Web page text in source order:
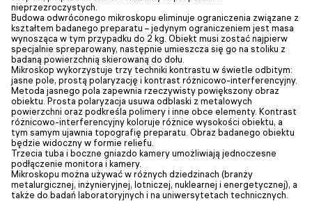
nieprzezroczystych.
Budowa odwróconego mikroskopu eliminuje ograniczenia związane z
kształtem badanego preparatu – jedynym ograniczeniem jest masa
wynosząca w tym przypadku do 2 kg. Obiekt musi zostać najpierw
specjalnie spreparowany, następnie umieszcza się go na stoliku z
badaną powierzchnią skierowaną do dołu.
Mikroskop wykorzystuje trzy techniki kontrastu w świetle odbitym:
jasne pole, prostą polaryzację i kontrast różnicowo-interferencyjny.
Metoda jasnego pola zapewnia rzeczywisty powiększony obraz
obiektu. Prosta polaryzacja usuwa odblaski z metalowych
powierzchni oraz podkreśla polimery i inne obce elementy. Kontrast
różnicowo-interferencyjny koloruje różnice wysokości obiektu, a
tym samym ujawnia topografię preparatu. Obraz badanego obiektu
będzie widoczny w formie reliefu.
Trzecia tuba i boczne gniazdo kamery umożliwiają jednoczesne
podłączenie monitora i kamery.
Mikroskopu można używać w różnych dziedzinach (branży
metalurgicznej, inżynieryjnej, lotniczej, nuklearnej i energetycznej), a
także do badań laboratoryjnych i na uniwersytetach technicznych.